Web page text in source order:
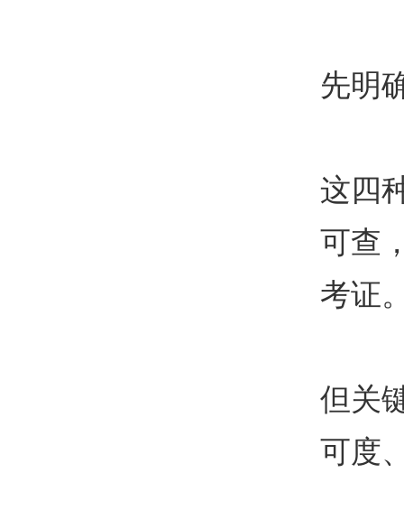
先明
这四
可查
考证
但关
可度